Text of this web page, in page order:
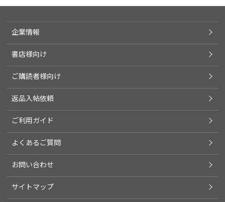
企業情報
書店様向け
ご購読者様向け
返品入帖依頼
ご利用ガイド
よくあるご質問
お問い合わせ
サイトマップ